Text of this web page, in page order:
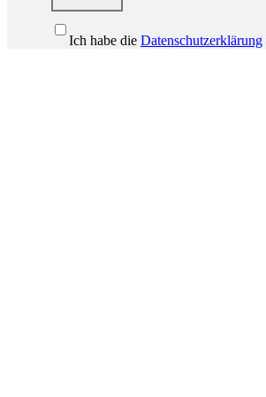
Ich habe die Datenschutzerklärung